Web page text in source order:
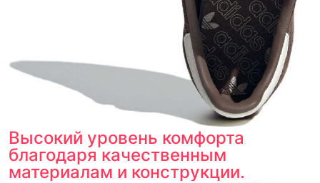
Высокий уровень комфорта
благодаря качественным
материалам и конструкции.